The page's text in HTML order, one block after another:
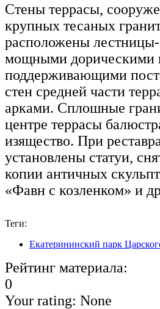
Стены террасы,
крупных тесаных
расположены
мощными дорическими
поддерживающими
стен средней части
арками. Сплошные
центре террасы
изящество. При
установлены статуи,
копии античных
«Фавн с козленком» и
Теги:
Екатерининский парк
Рейтинг материала:
0
Your rating: None